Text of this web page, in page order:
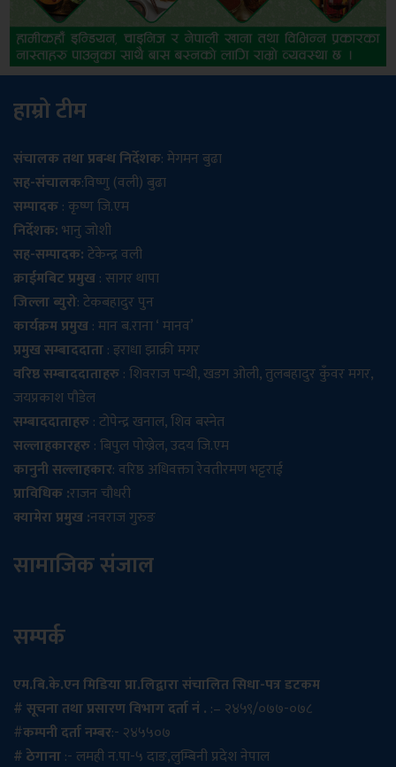
हाम्रो टीम
संचालक तथा प्रबन्ध निर्देशक: मेगमन बुढा
सह-संचालक:विष्णु (वली) बुढा
सम्पादक: कृष्ण जि.एम
निर्देशक:भानु जोशी
सह-सम्पादक:टेकेन्द्र वली
क्राईमबिट प्रमुख: सागर थापा
जिल्ला ब्युरो: टेकबहादुर पुन
कार्यक्रम प्रमुख: मान ब.राना ‘ मानव’
प्रमुख सम्बाददाता: इराधा झाक्री मगर
वरिष्ठ सम्बाददाताहरु: शिवराज पन्थी, खडग ओली, तुलबहादुर कुँवर मगर,
जयप्रकाश पौडेल
सम्बाददाताहरु: टोपेन्द्र खनाल, शिव बस्नेत
सल्लाहकारहरु: बिपुल पोख्रेल, उदय जि.एम
कानुनी सल्लाहकार: वरिष्ठ अधिवक्ता रेवतीरमण भट्टराई
प्राविधिक :राजन चौधरी
क्यामेरा प्रमुख :नवराज गुरुङ
सामाजिक संजाल
सम्पर्क
एम.बि.के.एन मिडिया प्रा.लिद्वारा संचालित सिधा-पत्र डटकम
# सूचना तथा प्रसारण विभाग दर्ता नं . :– २४५९/०७७-०७८
#कम्पनी दर्ता नम्बर:- २४५५०७
# ठेगाना:- लमही न.पा-५ दाङ,लुम्बिनी प्रदेश नेपाल